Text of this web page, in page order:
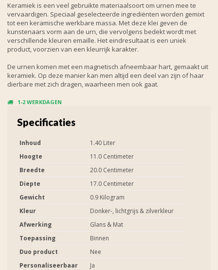
Keramiek is een veel gebruikte materiaalsoort om urnen mee te
vervaardigen. Speciaal geselecteerde ingrediënten worden gemixt
tot een keramische werkbare massa. Met deze klei geven de
kunstenaars vorm aan de urn, die vervolgens bedekt wordt met
verschillende kleuren emaille. Het eindresultaat is een uniek
product, voorzien van een kleurrijk karakter.
De urnen komen met een magnetisch afneembaar hart, gemaakt uit
keramiek. Op deze manier kan men altijd een deel van zijn of haar
dierbare met zich dragen, waarheen men ook gaat.
1-2 WERKDAGEN
Specificaties
Inhoud
1.40 Liter
Hoogte
11.0 Centimeter
Breedte
20.0 Centimeter
Diepte
17.0 Centimeter
Gewicht
0.9 Kilogram
Kleur
Donker-, lichtgrijs & zilverkleur
Afwerking
Glans & Mat
Toepassing
Binnen
Duo product
Nee
Personaliseerbaar
Ja